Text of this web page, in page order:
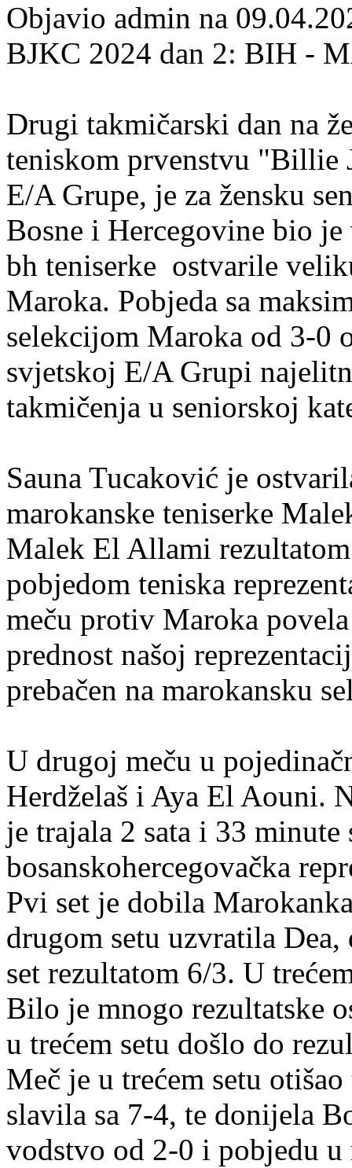
Objavio admin na
BJKC 2024 dan 2: BIH -
Drugi takmičarski dan na
teniskom prvenstvu "Billie
E/A Grupe, je za žensku
Bosne i Hercegovine bio
bh teniserke ostvarile
Maroka. Pobjeda sa
selekcijom Maroka od 3-0
svjetskoj E/A Grupi
takmičenja u seniorskoj
Sauna Tucaković je
marokanske teniserke
Malek El Allami
pobjedom teniska
meču protiv Maroka
prednost našoj
prebačen na marokansku
U drugoj meču u
Herdželaš i Aya El Aouni.
je trajala 2 sata i 33 minute
bosanskohercegovačka
Pvi set je dobila
drugom setu uzvratila
set rezultatom 6/3. U
Bilo je mnogo rezultatske
u trećem setu došlo do
Meč je u trećem setu
slavila sa 7-4, te donijela
vodstvo od 2-0 i pobjedu u